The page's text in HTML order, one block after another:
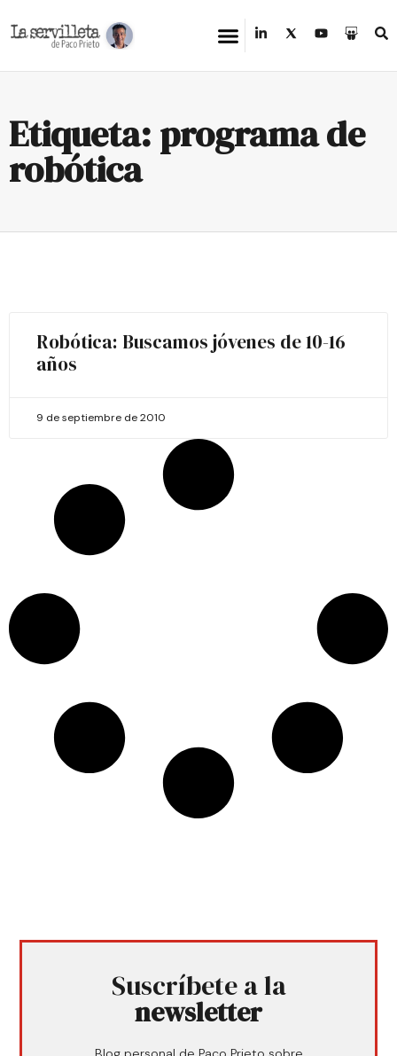
Etiqueta: programa de
robótica
Robótica: Buscamos jóvenes de 10-16
años
9 de septiembre de 2010
Suscríbete a la
newsletter